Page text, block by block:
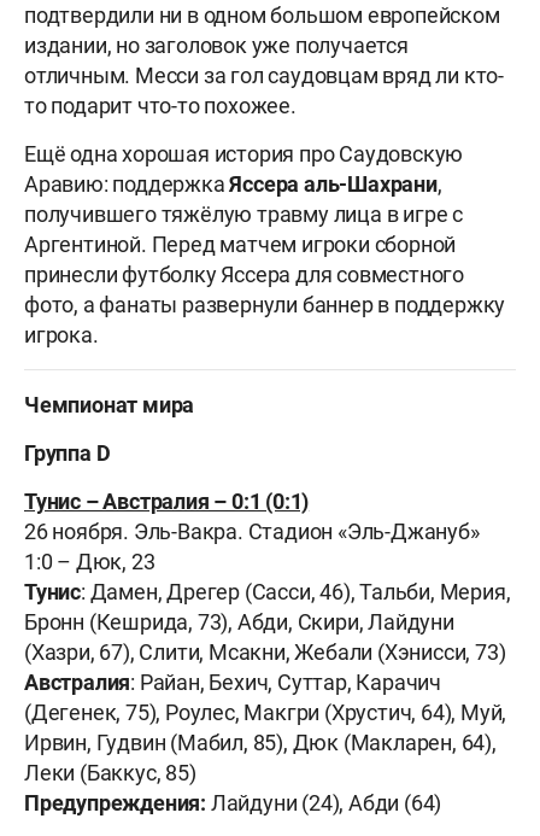
подтвердили ни в одном большом европейском
издании, но заголовок уже получается
отличным. Месси за гол саудовцам вряд ли кто-
то подарит что-то похожее.
Ещё одна хорошая история про Саудовскую
Аравию: поддержкаЯссера аль-Шахрани,
получившего тяжёлую травму лица в игре с
Аргентиной. Перед матчем игроки сборной
принесли футболку Яссера для совместного
фото, а фанаты развернули баннер в поддержку
игрока.
Чемпионат мира
Группа D
Тунис – Австралия – 0:1 (0:1)
26 ноября. Эль-Вакра. Стадион «Эль-Джануб»
1:0 – Дюк, 23
Тунис: Дамен, Дрегер (Сасси, 46), Тальби, Мерия,
Бронн (Кешрида, 73), Абди, Скири, Лайдуни
(Хазри, 67), Слити, Мсакни, Жебали (Хэнисси, 73)
Австралия: Райан, Бехич, Суттар, Карачич
(Дегенек, 75), Роулес, Макгри (Хрустич, 64), Муй,
Ирвин, Гудвин (Мабил, 85), Дюк (Макларен, 64),
Леки (Баккус, 85)
Предупреждения: Лайдуни (24), Абди (64)